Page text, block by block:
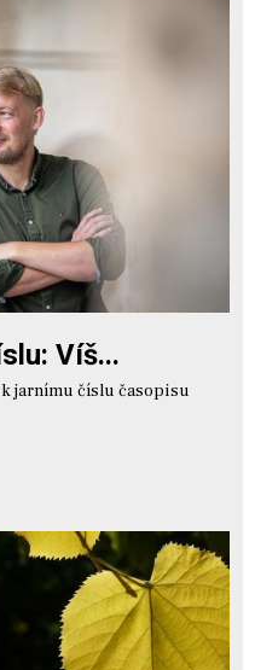
Víš...
jarnímu číslu časopisu